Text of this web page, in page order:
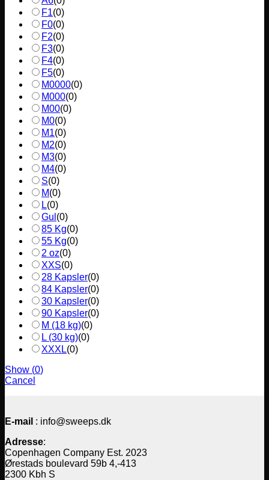
F1(0)
F0(0)
F2(0)
F3(0)
F4(0)
F5(0)
M0000(0)
M000(0)
M00(0)
M0(0)
M1(0)
M2(0)
M3(0)
M4(0)
S(0)
M(0)
L(0)
Gul (0)
85 Kg(0)
55 Kg(0)
2 oz(0)
XXS(0)
28 Kapsler(0)
84 Kapsler(0)
30 Kapsler(0)
90 Kapsler(0)
M (18 kg)(0)
L (30 kg)(0)
XXXL(0)
Show (0)
Cancel
E-mail : info@sweeps.dk
Adresse:
Copenhagen Company Est. 2023
Ørestads boulevard 59b 4,-413
2300 Kbh S